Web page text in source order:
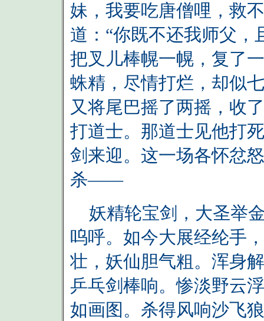
妹，我要吃唐僧哩，救
道：“你既不还我师父，
把叉儿棒幌一幌，复了
蛛精，尽情打烂，却似
又将尾巴摇了两摇，收
打道士。那道士见他打
剑来迎。这一场各怀忿
杀——
妖精轮宝剑，大圣举
呜呼。如今大展经纶手
壮，妖仙胆气粗。浑身
乒乓剑棒响。惨淡野云
如画图。杀得风响沙飞